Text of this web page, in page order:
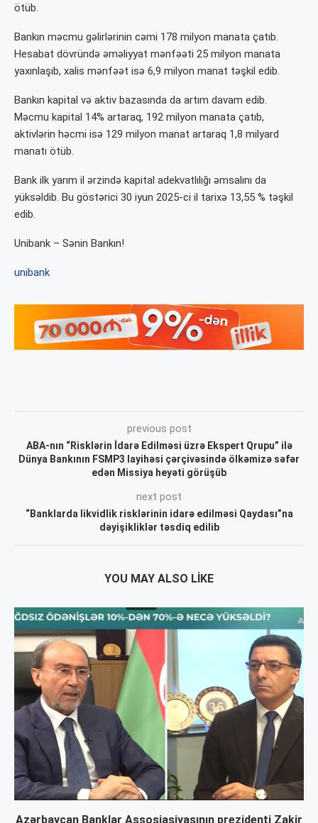
ötüb.
Bankın məcmu gəlirlərinin cəmi 178 milyon manata çatıb.
Hesabat dövründə əməliyyat mənfəəti 25 milyon manata
yaxınlaşıb, xalis mənfəət isə 6,9 milyon manat təşkil edib.
Bankın kapital və aktiv bazasında da artım davam edib.
Məcmu kapital 14% artaraq, 192 milyon manata çatıb,
aktivlərin həcmi isə 129 milyon manat artaraq 1,8 milyard
manatı ötüb.
Bank ilk yarım il ərzində kapital adekvatlılığı əmsalını da
yüksəldib. Bu göstərici 30 iyun 2025-ci il tarixə 13,55 % təşkil
edib.
Unibank – Sənin Bankın!
unibank
previous post
ABA-nın “Risklərin İdarə Edilməsi üzrə Ekspert Qrupu” ilə
Dünya Bankının FSMP3 layihəsi çərçivəsində ölkəmizə səfər
edən Missiya heyəti görüşüb
next post
“Banklarda likvidlik risklərinin idarə edilməsi Qaydası”na
dəyişikliklər təsdiq edilib
YOU MAY ALSO LIKE
Azərbaycan Banklar Assosiasiyasının prezidenti Zakir